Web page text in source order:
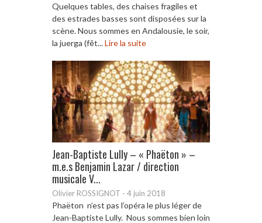
Quelques tables, des chaises fragiles et
des estrades basses sont disposées sur la
scène. Nous sommes en Andalousie, le soir,
la juerga (fêt...Lire la suite
Jean-Baptiste Lully – « Phaëton » –
m.e.s Benjamin Lazar / direction
musicale V...
Olivier ROSSIGNOT - 4 juin 2018
Phaëton n’est pas l’opéra le plus léger de
Jean-Baptiste Lully. Nous sommes bien loin